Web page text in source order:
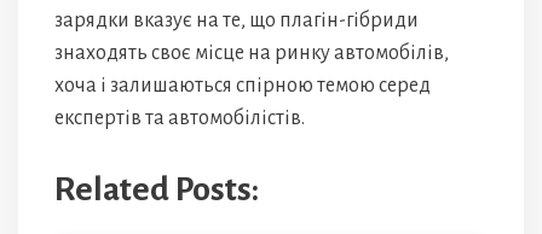
зарядки вказує на те, що плагін-гібриди
знаходять своє місце на ринку автомобілів,
хоча і залишаються спірною темою серед
експертів та автомобілістів.
Related Posts: